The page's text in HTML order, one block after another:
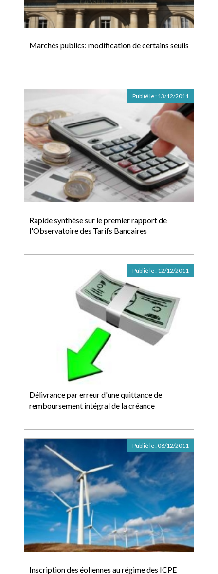
Marchés publics: modification de certains seuils
Rapide synthèse sur le premier rapport de
l'Observatoire des Tarifs Bancaires
Publié le : 13/12/2011
Délivrance par erreur d'une quittance de
remboursement intégral de la créance
Publié le : 12/12/2011
Inscription des éoliennes au régime des ICPE
Publié le : 08/12/2011